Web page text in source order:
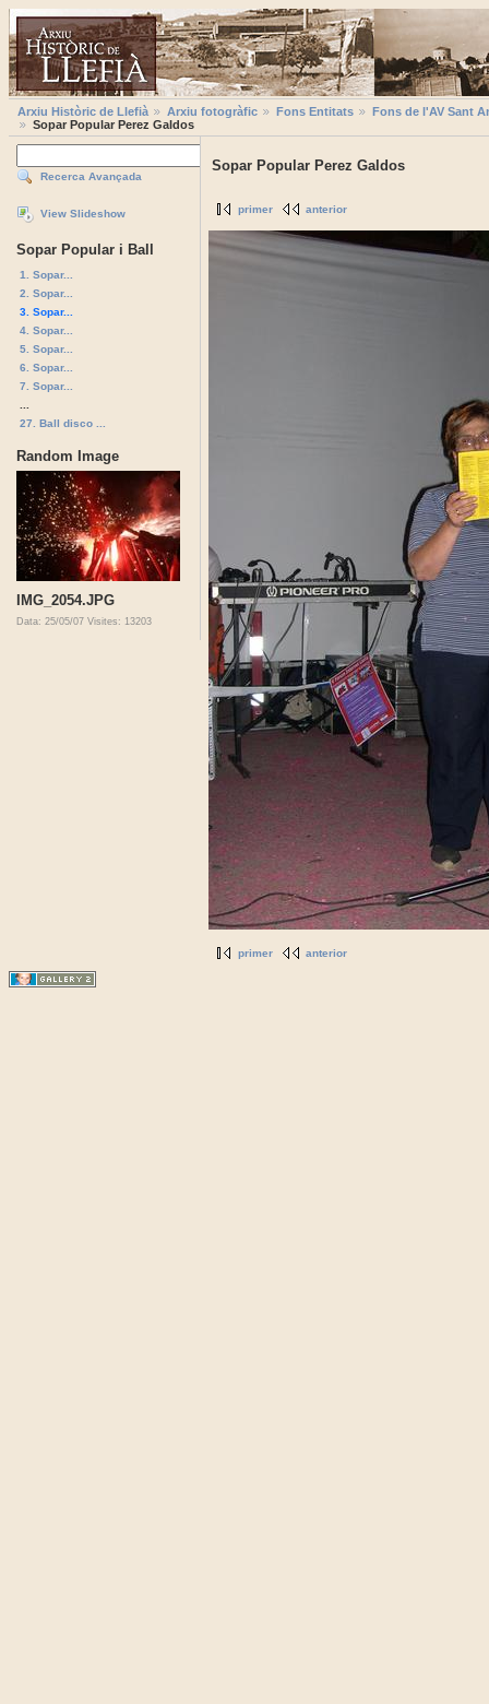
Arxiu Històric de Llefià Arxiu fotogràfic Fons Entitats
Fons de l'AV Sant
Sopar Popular Perez Galdos
Recerca Avançada
View Slideshow
Sopar Popular i Ball
1. Sopar...
2. Sopar...
3. Sopar...
4. Sopar...
5. Sopar...
6. Sopar...
7. Sopar...
27. Ball disco ...
Random Image
IMG_2054.JPG
Data: 25/05/07 Visites: 13203
Sopar Popular Perez Galdos
primer anterior
primer anterior